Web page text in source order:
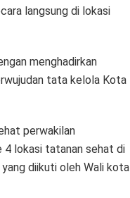
langsung di lokasi
menghadirkan
tata kelola Kota
perwakilan
4 lokasi tatanan sehat di
diikuti oleh Wali kota